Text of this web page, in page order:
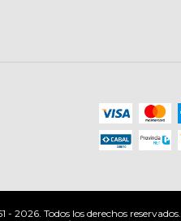
2026. Todos los derechos reservados.